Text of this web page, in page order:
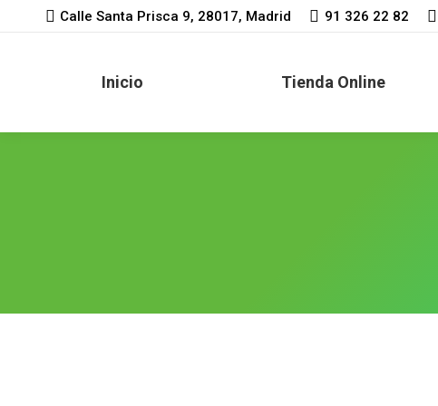
Calle Santa Prisca 9, 28017, Madrid 91 326 22 82
Inicio Tienda Online